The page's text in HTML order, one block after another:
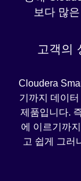
보다 많
고객의
Cloudera
기까지 데이
제품입니다.
에 이르기까
고 쉽게 그러